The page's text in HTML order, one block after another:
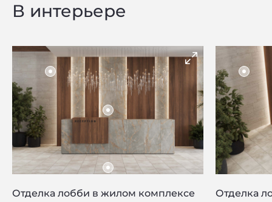
В интерьере
Отделка лобби в жилом комплексе Отделка
Privacy notice